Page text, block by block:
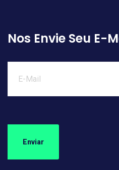
Nos Envie Seu E-